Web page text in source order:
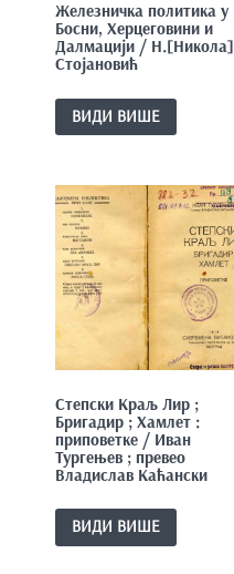
Железничка политика у
Босни, Херцеговини и
Далмацији / Н.[Никола]
Стојановић
ВИДИ ВИШЕ
Степски Краљ Лир ;
Бригадир ; Хамлет :
приповетке / Иван
Тургењев ; превео
Владислав Каћански
ВИДИ ВИШЕ